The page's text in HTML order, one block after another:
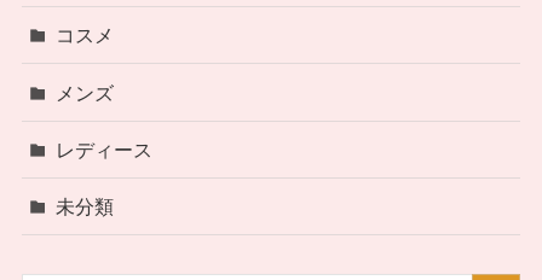
コスメ
メンズ
レディース
未分類